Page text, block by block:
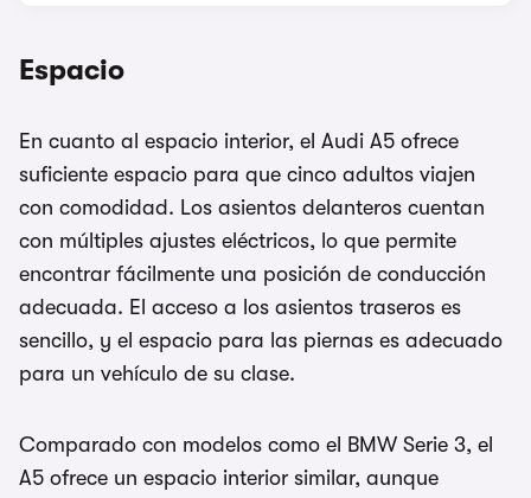
Espacio
En cuanto al espacio interior, el Audi A5 ofrece
suficiente espacio para que cinco adultos viajen
con comodidad. Los asientos delanteros cuentan
con múltiples ajustes eléctricos, lo que permite
encontrar fácilmente una posición de conducción
adecuada. El acceso a los asientos traseros es
sencillo, y el espacio para las piernas es adecuado
para un vehículo de su clase.
Comparado con modelos como el BMW Serie 3, el
A5 ofrece un espacio interior similar, aunque